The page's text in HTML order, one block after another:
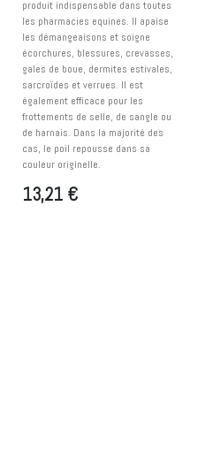
produit indispensable dans toutes
les pharmacies equines. Il apaise
les démangeaisons et soigne
écorchures, blessures, crevasses,
gales de boue, dermites estivales,
sarcroïdes et verrues. Il est
également efficace pour les
frottements de selle, de sangle ou
de harnais. Dans la majorité des
cas, le poil repousse dans sa
couleur originelle.
13,21 €